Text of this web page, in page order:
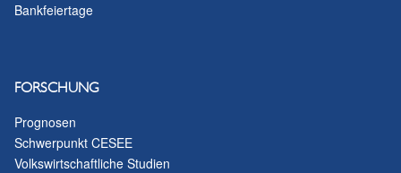
Bankfeiertage
FORSCHUNG
Prognosen
Schwerpunkt CESEE
Volkswirtschaftliche Studien